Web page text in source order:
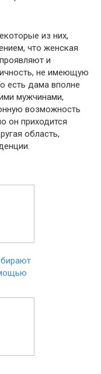
из них,
что женская
и
не имеющую
есть дама вполне
мужчинами,
возможность
он приходится
область,